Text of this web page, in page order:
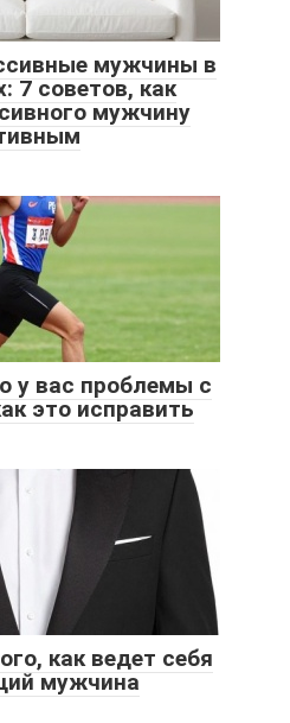
мужчины в
7 советов, как
мужчину
у вас проблемы с
это исправить
как ведет себя
мужчина